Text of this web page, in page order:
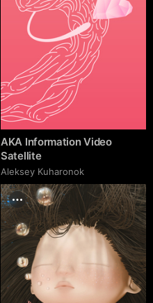
AKA Information Video
Satellite
Aleksey Kuharonok